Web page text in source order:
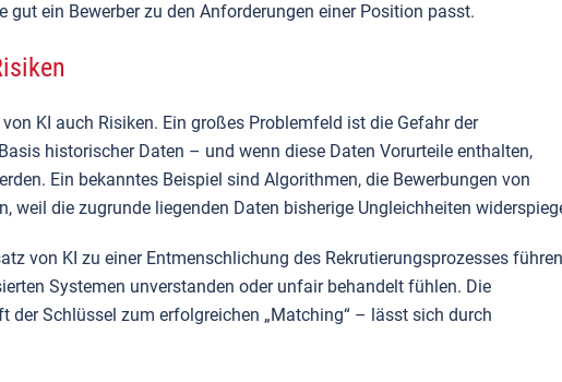
gut ein Bewerber zu den Anforderungen einer Position passt.
KI auch Risiken. Ein großes Problemfeld ist die Gefahr der
historischer Daten – und wenn diese Daten Vorurteile enthalten,
Ein bekanntes Beispiel sind Algorithmen, die Bewerbungen von
weil die zugrunde liegenden Daten bisherige Ungleichheiten
von KI zu einer Entmenschlichung des Rekrutierungsprozesses
Systemen unverstanden oder unfair behandelt fühlen. Die
Schlüssel zum erfolgreichen „Matching“ – lässt sich durch